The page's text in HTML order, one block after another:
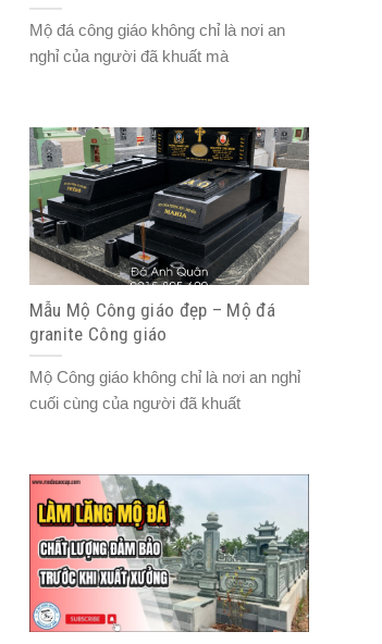
Mộ đá công giáo không chỉ là nơi an
nghỉ của người đã khuất mà
Mẫu Mộ Công giáo đẹp – Mộ đá
granite Công giáo
Mộ Công giáo không chỉ là nơi an nghỉ
cuối cùng của người đã khuất